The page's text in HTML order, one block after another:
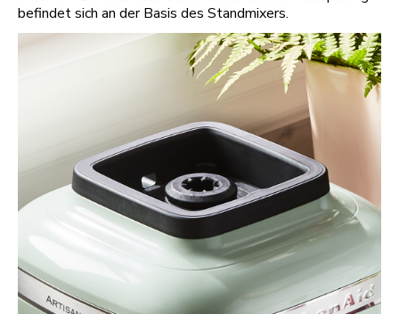
befindet sich an der Basis des Standmixers.